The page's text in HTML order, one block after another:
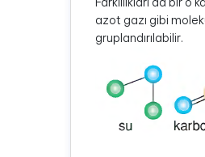
azot gazı gibi
gruplandırılabilir.